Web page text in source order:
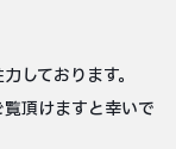
しております。
頂けますと幸いで